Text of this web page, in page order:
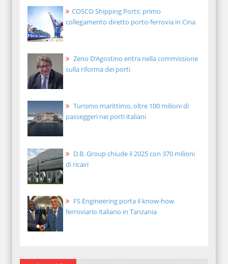
COSCO Shipping Ports: primo
collegamento diretto porto-ferrovia in Cina
Zeno D’Agostino entra nella commissione
sulla riforma dei porti
Turismo marittimo, oltre 100 milioni di
passeggeri nei porti italiani
D.B. Group chiude il 2025 con 370 milioni
di ricavi
FS Engineering porta il know-how
ferroviario italiano in Tanzania